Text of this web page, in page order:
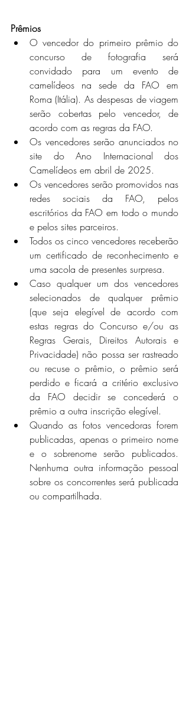
Prêmios
O vencedor do primeiro prêmio do
concurso de fotografia será
convidado para um evento de
camelídeos na sede da FAO em
Roma (Itália). As despesas de viagem
serão cobertas pelo vencedor, de
acordo com as regras da FAO.
Os vencedores serão anunciados no
site do Ano Internacional dos
Camelídeos em abril de 2025.
Os vencedores serão promovidos nas
redes sociais da FAO, pelos
escritórios da FAO em todo o mundo
e pelos sites parceiros.
Todos os cinco vencedores receberão
um certificado de reconhecimento e
uma sacola de presentes surpresa.
Caso qualquer um dos vencedores
selecionados de qualquer prêmio
(que seja elegível de acordo com
estas regras do Concurso e/ou as
Regras Gerais, Direitos Autorais e
Privacidade) não possa ser rastreado
ou recuse o prêmio, o prêmio será
perdido e ficará a critério exclusivo
da FAO decidir se concederá o
prêmio a outra inscrição elegível.
Quando as fotos vencedoras forem
publicadas, apenas o primeiro nome
e o sobrenome serão publicados.
Nenhuma outra informação pessoal
sobre os concorrentes será publicada
ou compartilhada.